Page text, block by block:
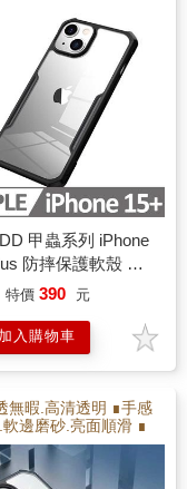
撞耐摔.增加氣囊瓦
擊力 ∎軟硬雙倍保護
甲蟲系列 iPhone
防摔保護軟殼 炫
特價 390 元
加入購物車
無暇.高清透明 ∎手感
邊磨砂.亮面順滑 ∎
像頭.高出射像頭2M
撞耐摔.增加氣囊瓦
力 ∎軟硬雙倍保護